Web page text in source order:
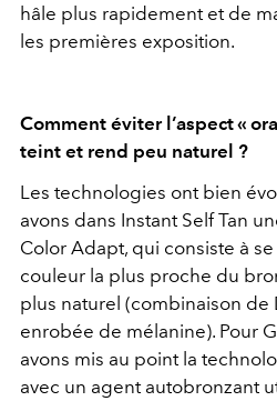
hâle plus rapidement et de
les premières exposition.
Comment éviter l’aspect «
teint et rend peu naturel ?
Les technologies ont bien
avons dans Instant Self Tan
Color Adapt, qui consiste à
couleur la plus proche du
plus naturel (combinaison de
enrobée de mélanine). Pour
avons mis au point la
avec un agent autobronzant